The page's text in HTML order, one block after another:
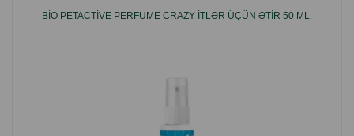
BIO PETACTIVE PERFUME CRAZY İTLƏR ÜÇÜN ƏTIR 50 ML.